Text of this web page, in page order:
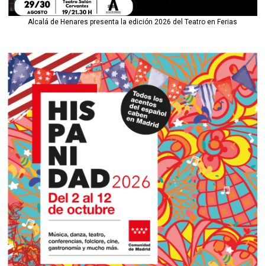
Alcalá de Henares presenta la edición 2026 del Teatro en Ferias